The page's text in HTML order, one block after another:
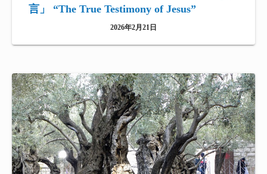
言」 “The True Testimony of Jesus”
2026年2月21日